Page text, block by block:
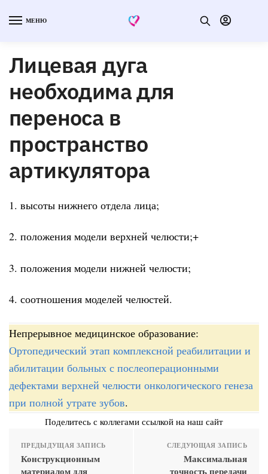
МЕНЮ
Лицевая дуга
необходима для
переноса в
пространство
артикулятора
1. высоты нижнего отдела лица;
2. положения модели верхней челюсти;+
3. положения модели нижней челюсти;
4. соотношения моделей челюстей.
Непрерывное медицинское образование:
Ортопедический этап комплексной реабилитации и
абилитации больных с послеоперационными
дефектами верхней челюсти онкологического генеза
при полной утрате зубов.
Поделитесь с коллегами ссылкой на наш сайт
ПРЕДЫДУЩАЯ ЗАПИСЬ
Конструкционным
материалом для
СЛЕДУЮЩАЯ ЗАПИСЬ
Максимальная
точность передачи